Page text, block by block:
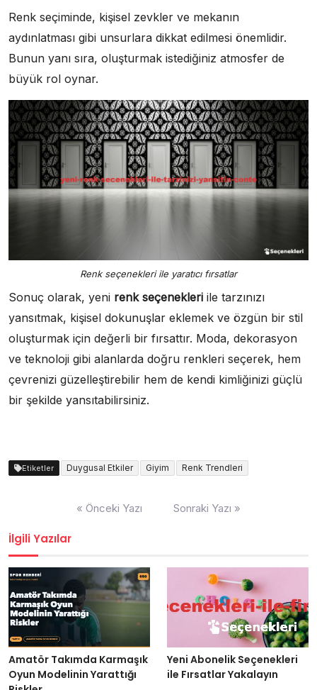
Renk seçiminde, kişisel zevkler ve mekanın
aydınlatması gibi unsurlara dikkat edilmesi önemlidir.
Bunun yanı sıra, oluşturmak istediğiniz atmosfer de
büyük rol oynar.
Renk seçenekleri ile yaratıcı fırsatlar
Sonuç olarak, yeni renk seçenekleri ile tarzınızı
yansıtmak, kişisel dokunuşlar eklemek ve özgün bir stil
oluşturmak için değerli bir fırsattır. Moda, dekorasyon
ve teknoloji gibi alanlarda doğru renkleri seçerek, hem
çevrenizi güzelleştirebilir hem de kendi kimliğinizi güçlü
bir şekilde yansıtabilirsiniz.
Etiketler Duygusal Etkiler Giyim Renk Trendleri
« Önceki Yazı Sonraki Yazı »
İlgili Yazılar
Amatör Takımda Karmaşık
Oyun Modelinin Yarattığı
Yeni Abonelik Seçenekleri
ile Fırsatlar Yakalayın